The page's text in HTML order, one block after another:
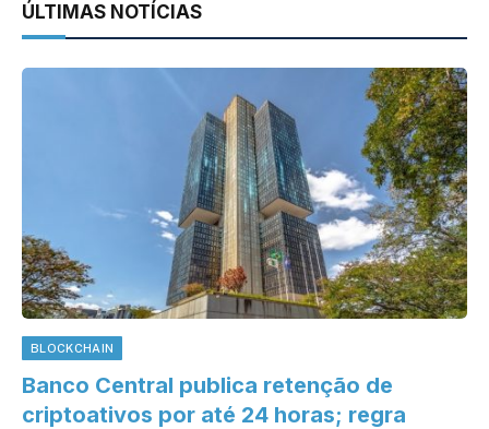
ÚLTIMAS NOTÍCIAS
BLOCKCHAIN
Banco Central publica retenção de
criptoativos por até 24 horas; regra